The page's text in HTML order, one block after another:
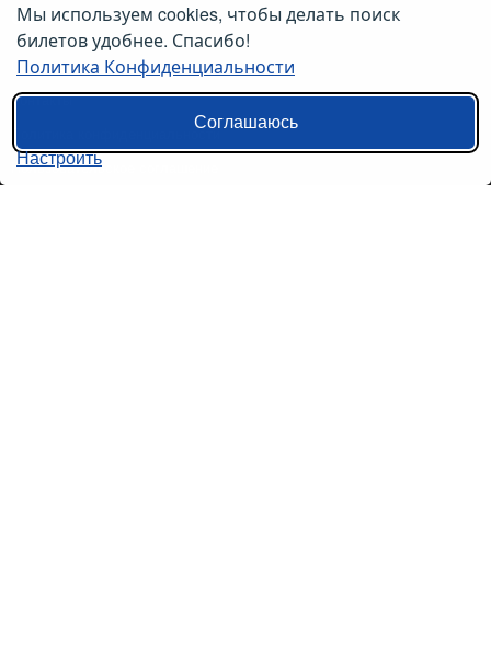
О нас
О компании
Контакты
Пользовательское соглашение
Мы используем cookies, чтобы делать поиск
билетов удобнее. Спасибо!
Политика Конфиденциальности
Соглашаюсь
Настроить